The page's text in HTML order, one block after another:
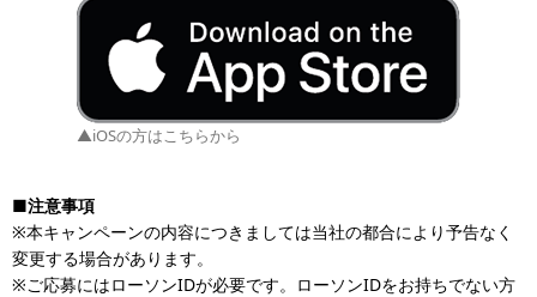
▲iOSの方はこちらから
■注意事項
※本キャンペーンの内容につきましては当社の都合により予告なく
変更する場合があります。
※ご応募にはローソンIDが必要です。ローソンIDをお持ちでない方